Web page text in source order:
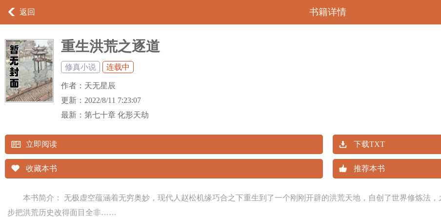
返回 书籍详情
重生洪荒之逐道
修真小说 连载中
作者： 天无星辰
更新： 2022/8/11 7:23:07
最新： 第七十章 化形天劫
立即阅读 下载TXT
收藏本书 推荐本书
本书简介： 无极虚空蕴涵着无穷奥妙，现代人赵松机缘巧合之下重生到了一个刚刚开辟的洪荒天地，自创了世界修炼法
步把洪荒历史改得面目全非……